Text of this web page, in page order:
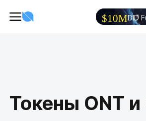
$10MDID
Токены ONT и